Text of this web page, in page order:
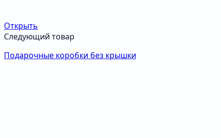
Открыть
Следующий товар
Подарочные коробки без крышки